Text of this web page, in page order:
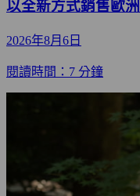
以全新方式銷售歐
2026年8月6日
閱讀時間：7 分鐘